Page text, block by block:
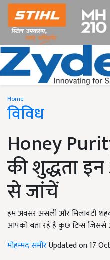
Home
विविध
Honey
की शुद्धता
से जांचें
हम अक्सर असली और मिलावटी
आपको बता रहे हैं कुछ टिप्स
मोहम्मद समीरUpdated on 17